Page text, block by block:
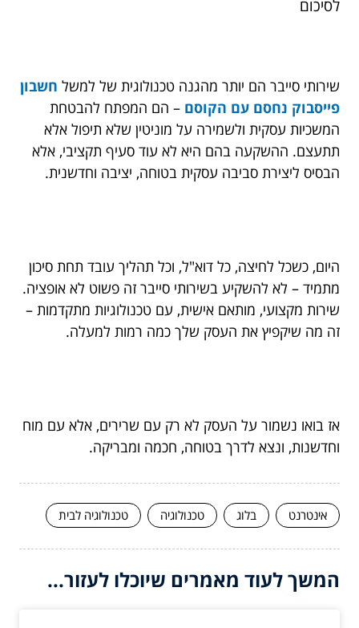
לסיכום
שירותי סייבר הם יותר מהגנה טכנולוגית של למשל חשבון
פייסבוק נחסם עם הקוסם – הם המפתח להבטחת
המשכיות עסקית ולשמירה על מוניטין שלא תיפול אלא
תתעצם. ההשקעה בהם היא לא עוד סעיף תקציבי, אלא
הבסיס ליצירת סביבה עסקית בטוחה, יציבה וחדשנית.
היום, כשכל לחיצה, כל דוא"ל, וכל תהליך עובד תחת סיכון
מתמיד – לא להשקיע בשירותי סייבר זה פשוט לא אופציה.
שירות מקצועי, מותאם אישית, עם טכנולוגיות מתקדמות –
זה מה שיקפיץ את העסק שלך כמה רמות למעלה.
אז בואו נשמור על העסק לא רק עם שרירים, אלא עם מוח
וחדשנות, ונצא לדרך בטוחה, חכמה ומבריקה.
אינטרנט בלוג טכנולוגיה טכנולוגיה לבית
המשך לעוד מאמרים שיוכלו לעזור...